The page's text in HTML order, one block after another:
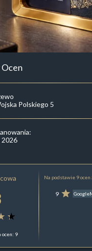
Polskiego 5
2026
ocen: 9
Na podstawie 9 ocen
9